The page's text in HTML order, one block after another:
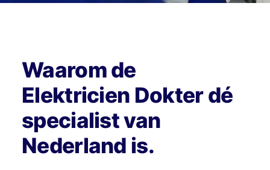
Waarom de
Elektricien Dokter dé
specialist van
Nederland is.